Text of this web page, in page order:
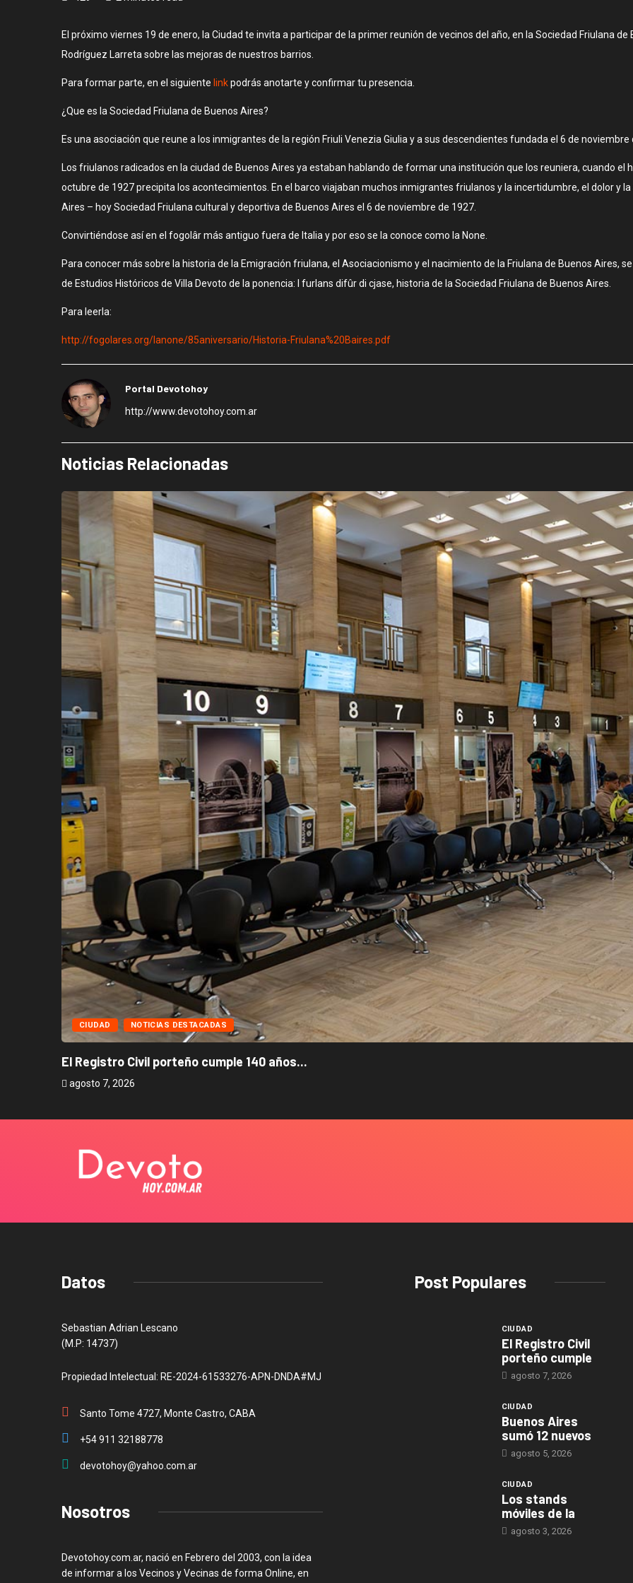
El próximo viernes 19 de enero, la Ciudad te invita a participar de la primer reunión de vecinos del año, en la Sociedad Friulana
Rodríguez Larreta sobre las mejoras de nuestros barrios.
Para formar parte, en el siguiente linkpodrás anotarte y confirmar tu presencia.
¿Que es la Sociedad Friulana de Buenos Aires?
Es una asociación que reune a los inmigrantes de la región Friuli Venezia Giulia y a sus descendientes fundada el 6 de noviembre
Los friulanos radicados en la ciudad de Buenos Aires ya estaban hablando de formar una institución que los reuniera, cuando el
octubre de 1927 precipita los acontecimientos. En el barco viajaban muchos inmigrantes friulanos y la incertidumbre, el dolor y
Aires – hoy Sociedad Friulana cultural y deportiva de Buenos Aires el 6 de noviembre de 1927.
Convirtiéndose así en el fogolâr más antiguo fuera de Italia y por eso se la conoce como la None.
Para conocer más sobre la historia de la Emigración friulana, el Asociacionismo y el nacimiento de la Friulana de Buenos Aires,
de Estudios Históricos de Villa Devoto de la ponencia: I furlans difûr di cjase, historia de la Sociedad Friulana de Buenos Aires.
Para leerla:
http://fogolares.org/lanone/85aniversario/Historia-Friulana%20Baires.pdf
Portal Devotohoy
http://www.devotohoy.com.ar
Noticias Relacionadas
CIUDAD NOTICIAS DESTACADAS
El Registro Civil porteño cumple 140 años...
agosto 7, 2026
Datos
Sebastian Adrian Lescano
(M.P: 14737)
Propiedad Intelectual: RE-2024-61533276-APN-DNDA#MJ
Santo Tome 4727, Monte Castro, CABA
+54 911 32188778
devotohoy@yahoo.com.ar
Nosotros
Devotohoy.com.ar, nació en Febrero del 2003, con la idea
de informar a los Vecinos y Vecinas de forma Online, en
Post Populares
CIUDAD
El Registro Civil
porteño cumple
agosto 7, 2026
CIUDAD
Buenos Aires
sumó 12 nuevos
agosto 5, 2026
CIUDAD
Los stands
móviles de la
agosto 3, 2026